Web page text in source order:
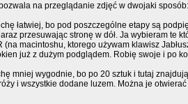
na przeglądanie zdjęć w dwojaki sposób:
łatwiej, bo pod poszczególne etapy są
przesuwając stronę w dół. Ja wybieram te
(na macintoshu, ktorego używam klawisz
już z dużym podglądem. Robię swoje i po
mniej wygodnie, bo po 20 sztuk i tutaj
i wszystkie dodane luzem. Można je otwierać